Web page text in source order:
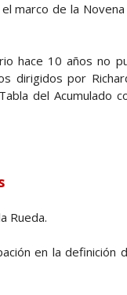
marco de la Novena
hace 10 años no
dirigidos por
del Acumulado
Rueda.
en la definición